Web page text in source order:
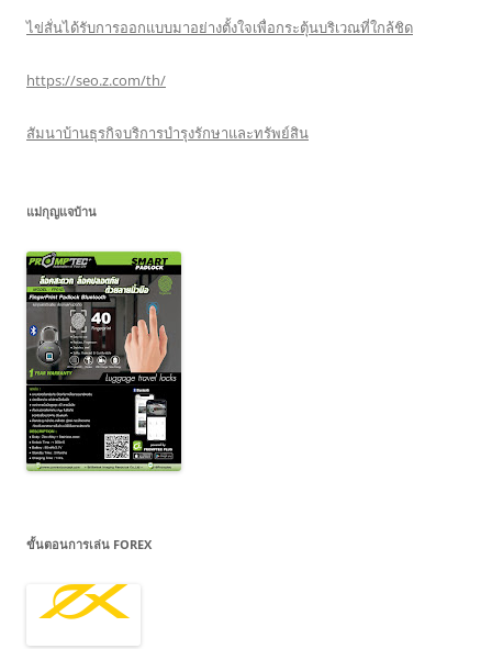
ไข่สั่นได้รับการออกแบบมาอย่างตั้งใจเพื่อกระตุ้นบริเวณที่ใกล้ชิด
https://seo.z.com/th/
สัมนาบ้านธุรกิจบริการบำรุงรักษาและทรัพย์สิน
แม่กุญแจบ้าน
ขั้นตอนการเล่น FOREX